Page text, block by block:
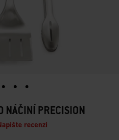
NÁČINÍ PRECISION
recenzi